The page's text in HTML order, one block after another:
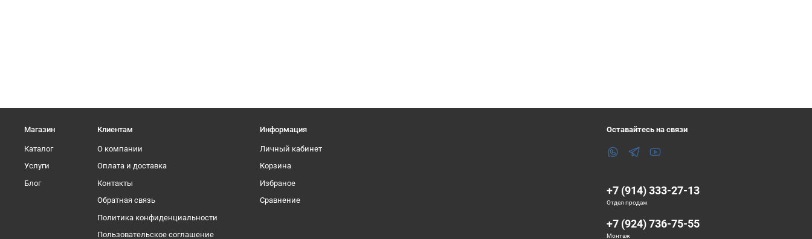
Магазин
Каталог
Услуги
Блог
Клиентам
О компании
Оплата и доставка
Контакты
Обратная связь
Политика конфиденциальности
Пользовательское соглашение
Информация
Личный кабинет
Корзина
Избраное
Сравнение
Оставайтесь на связи
+7 (914) 333-27-13
Отдел продаж
+7 (924) 736-75-55
Монтаж